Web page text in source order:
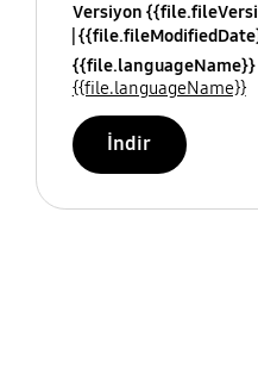
Versiyon
{{file.languageName}}
{{file.languageName}}
İndir